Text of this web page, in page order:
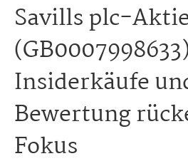
Savills plc-
Insiderkäufe
Bewertung
Fokus